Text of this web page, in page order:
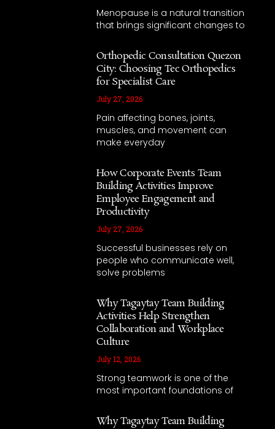
Menopause is a natural transition
that brings significant changes to
Orthopedic Consultation Quezon
City: Choosing Tec Orthopedics
for Specialist Care
July 27, 2026
Pain affecting bones, joints,
muscles, and movement can
make everyday
How Corporate Events Team
Building Activities Improve
Employee Engagement and
Productivity
July 27, 2026
Successful businesses rely on
people who communicate well,
solve problems
Why Tagaytay Team Building
Activities Help Strengthen
Collaboration and Workplace
Culture
July 12, 2026
Strong teamwork is one of the
most important foundations of
Why Tagaytay Team Building